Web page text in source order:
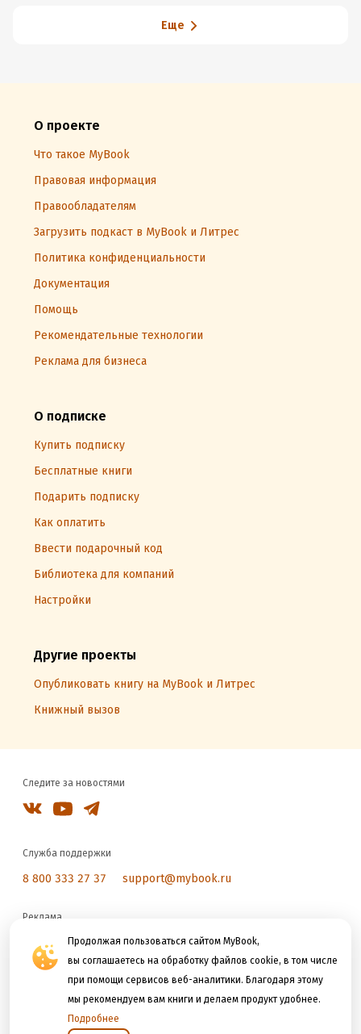
Продолжая пользоваться сайтом MyBook,
вы соглашаетесь на обработку файлов cookie, в том числе
при помощи сервисов веб-аналитики. Благодаря этому
мы рекомендуем вам книги и делаем продукт удобнее.
Подробнее
Еще
О проекте
Что такое MyBook
Правовая информация
Правообладателям
Загрузить подкаст в MyBook и Литрес
Политика конфиденциальности
Документация
Помощь
Рекомендательные технологии
Реклама для бизнеса
О подписке
Купить подписку
Бесплатные книги
Подарить подписку
Как оплатить
Ввести подарочный код
Библиотека для компаний
Настройки
Другие проекты
Опубликовать книгу на MyBook и Литрес
Книжный вызов
Следите за новостями
Служба поддержки
8 800 333 27 37 support@mybook.ru
Реклама
reklama@litres.ru
Мы принимаем к оплате